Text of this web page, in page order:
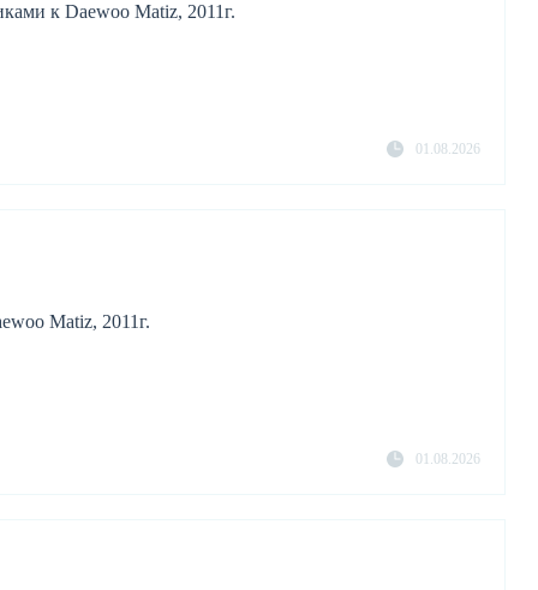
к Daewoo Matiz, 2011г.
01.08.2026
Matiz, 2011г.
01.08.2026